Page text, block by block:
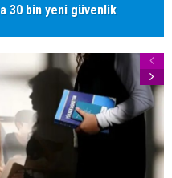
30 bin yeni güvenlik